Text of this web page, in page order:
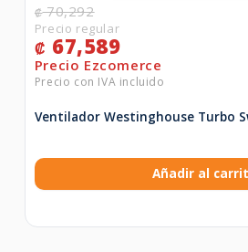
₡70,292
₡ 67,589
Ventilador Westinghouse Turbo
Añadir al